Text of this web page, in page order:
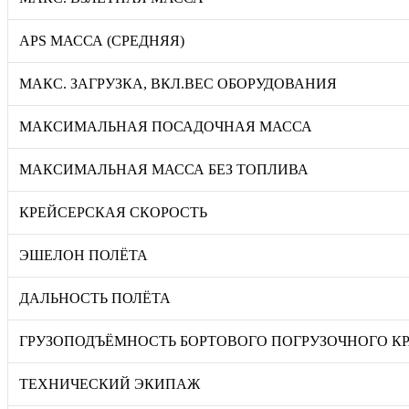
APS МАССА (СРЕДНЯЯ)
МАКС. ЗАГРУЗКА, ВКЛ.ВЕС ОБОРУДОВАНИЯ
МАКСИМАЛЬНАЯ ПОСАДОЧНАЯ МАССА
МАКСИМАЛЬНАЯ МАССА БЕЗ ТОПЛИВА
КРЕЙСЕРСКАЯ СКОРОСТЬ
ЭШЕЛОН ПОЛЁТА
ДАЛЬНОСТЬ ПОЛЁТА
ГРУЗОПОДЪЁМНОСТЬ БОРТОВОГО ПОГРУЗОЧНОГО
ТЕХНИЧЕСКИЙ ЭКИПАЖ